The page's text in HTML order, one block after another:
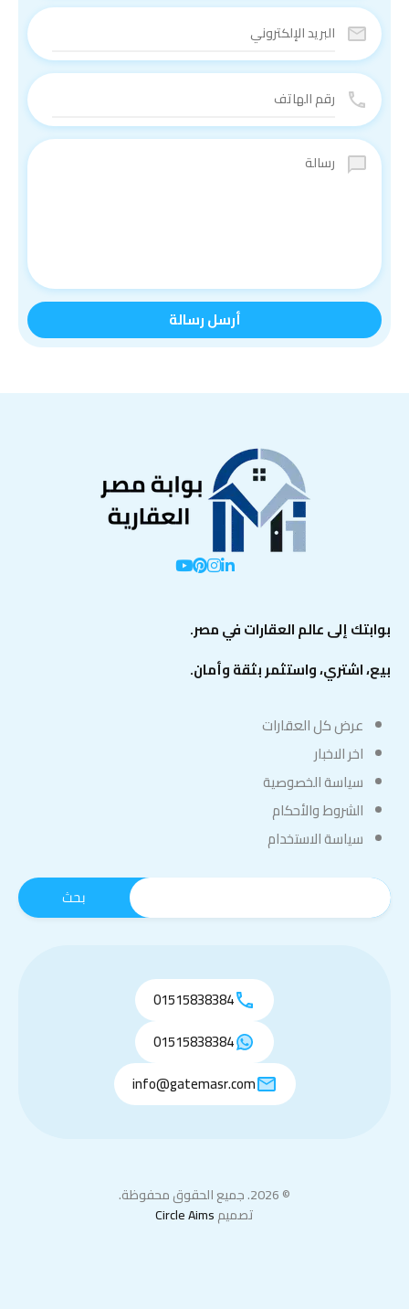
بوابتك إلى عالم العقارات في مصر.
بيع، اشتري، واستثمر بثقة وأمان.
عرض كل العقارات
اخر الاخبار
سياسة الخصوصية
الشروط والأحكام
سياسة الاستخدام
01515838384
01515838384
info@gatemasr.com
© 2026. جميع الحقوق محفوظة.
تصميمCircle Aims